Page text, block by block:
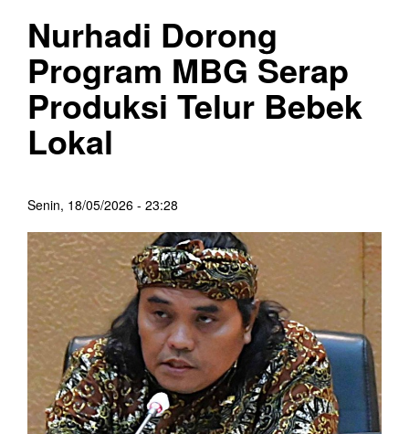
Nurhadi Dorong
Program MBG Serap
Produksi Telur Bebek
Lokal
Senin, 18/05/2026 - 23:28